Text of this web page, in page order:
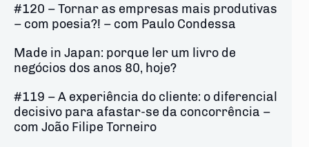
#120 – Tornar as empresas mais produtivas
– com poesia?! – com Paulo Condessa
Made in Japan: porque ler um livro de
negócios dos anos 80, hoje?
#119 – A experiência do cliente: o diferencial
decisivo para afastar-se da concorrência –
com João Filipe Torneiro